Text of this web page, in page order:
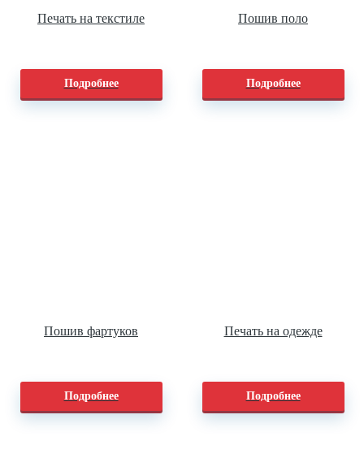
Печать на текстиле
Подробнее
Пошив поло
Подробнее
Пошив фартуков
Подробнее
Печать на одежде
Подробнее